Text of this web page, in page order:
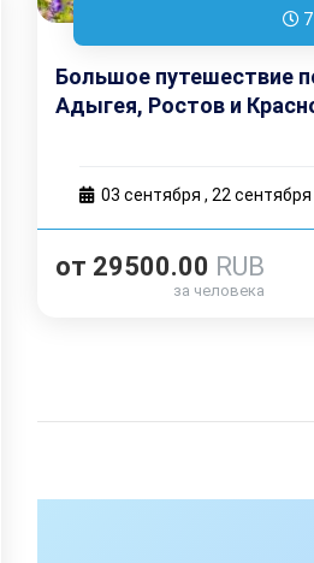
Большое путешествие
Адыгея, Ростов и
03 cентября , 22 cентября
от 29500.00 RUB
за человека